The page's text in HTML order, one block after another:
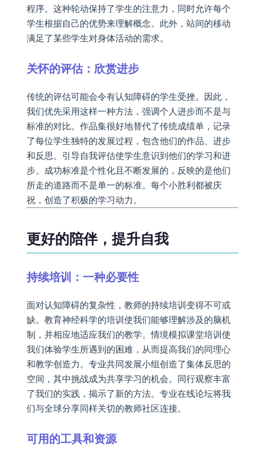
程序。这种轮动保持了学生的注意力，同时允许每个
学生根据自己的优势来理解概念。此外，站间的移动
满足了某些学生对身体活动的需求。
关怀的评估：欣赏进步
传统的评估可能会令有认知障碍的学生受挫。因此，
我们优先采用这样一种方法，强调个人进步而不是与
标准的对比。作品集很好地替代了传统成绩单，记录
了每位学生独特的发展过程，包含他们的作品、进步
和反思。引导自我评估使学生意识到他们的学习和进
步。成功标准是个性化且不断发展的，反映的是他们
所走的道路而不是单一的标准。每个小胜利都被庆
祝，创造了积极的学习动力。
更好的陪伴，提升自我
持续培训：一种必要性
面对认知障碍的复杂性，教师的持续培训变得不可或
缺。教育神经科学的培训使我们能够理解涉及的脑机
制，并相应地适应我们的教学。情境模拟课堂培训使
我们体验学生所遇到的困难，从而提高我们的同理心
和教学创造力。专业共同发展小组创造了集体反思的
空间，其中挑战成为共享学习的机会。同行观察丰富
了我们的实践，揭示了新的方法。专业在线论坛将我
们与全球分享同样关切的教师社区连接。
可用的工具和资源